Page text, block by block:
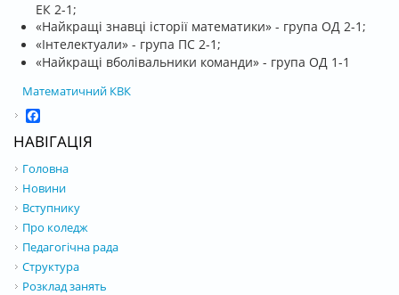
ЕК 2-1;
«Найкращі знавці історії математики» - група ОД 2-1;
«Інтелектуали» - група ПС 2-1;
«Найкращі вболівальники команди» - група ОД 1-1
Математичний КВК
НАВІГАЦІЯ
Головна
Новини
Вступнику
Про коледж
Педагогічна рада
Структура
Розклад занять